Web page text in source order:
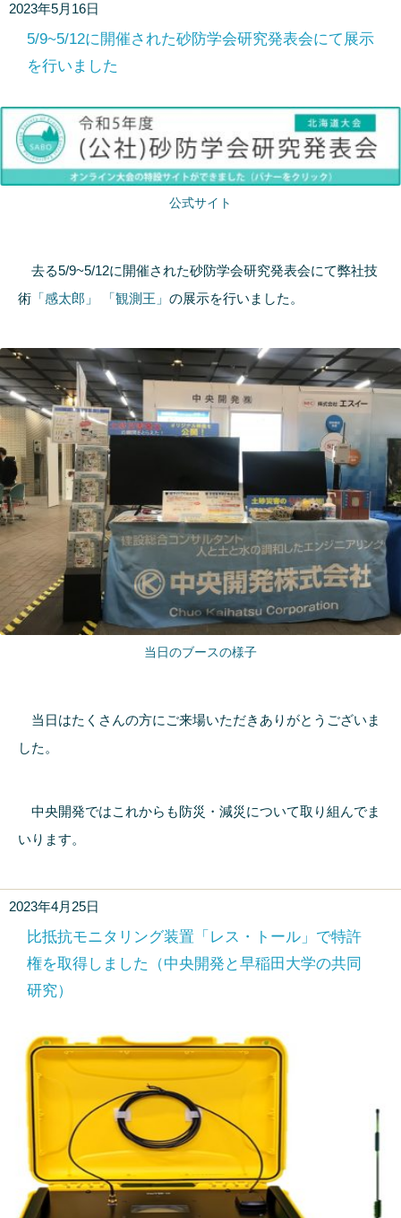
2023年5月16日
5/9~5/12に開催された砂防学会研究発表会にて展示
を行いました
公式サイト
去る5/9~5/12に開催された砂防学会研究発表会にて弊社技
術 「感太郎」 「観測王」 の展示を行いました。
当日のブースの様子
当日はたくさんの方にご来場いただきありがとうございま
した。
中央開発ではこれからも防災・減災について取り組んでま
いります。
2023年4月25日
比抵抗モニタリング装置「レス・トール」で特許
権を取得しました（中央開発と早稲田大学の共同
研究）